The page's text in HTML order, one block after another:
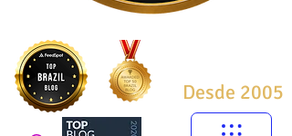
Desde 2005